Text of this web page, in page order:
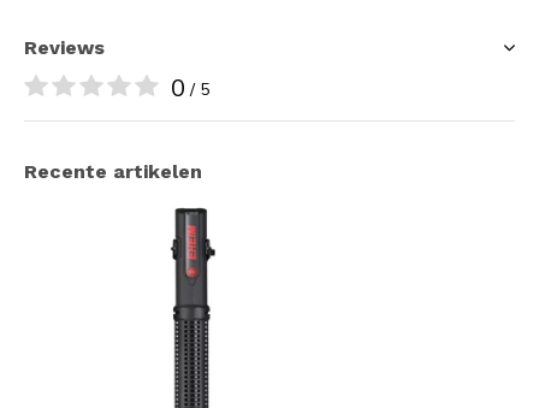
Reviews
0 / 5
Recente artikelen